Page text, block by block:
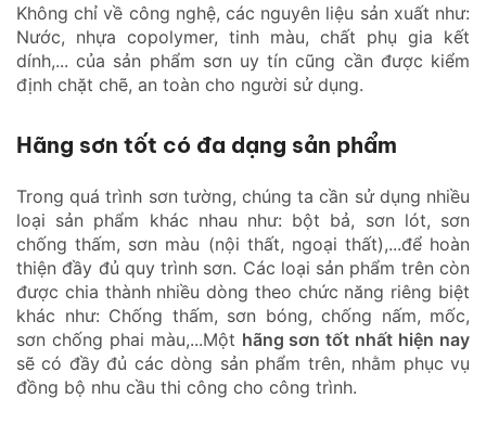
Không chỉ về công nghệ, các nguyên liệu sản xuất như:
Nước, nhựa copolymer, tinh màu, chất phụ gia kết
dính,... của sản phẩm sơn uy tín cũng cần được kiểm
định chặt chẽ, an toàn cho người sử dụng.
Hãng sơn tốt có đa dạng sản phẩm
Trong quá trình sơn tường, chúng ta cần sử dụng nhiều
loại sản phẩm khác nhau như: bột bả, sơn lót, sơn
chống thấm, sơn màu (nội thất, ngoại thất),...để hoàn
thiện đầy đủ quy trình sơn. Các loại sản phẩm trên còn
được chia thành nhiều dòng theo chức năng riêng biệt
khác như: Chống thấm, sơn bóng, chống nấm, mốc,
sơn chống phai màu,...Một hãng sơn tốt nhất hiện nay
sẽ có đầy đủ các dòng sản phẩm trên, nhằm phục vụ
đồng bộ nhu cầu thi công cho công trình.